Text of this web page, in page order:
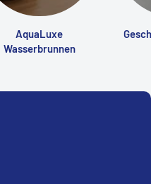
AquaLuxe
Wasserbrunnen